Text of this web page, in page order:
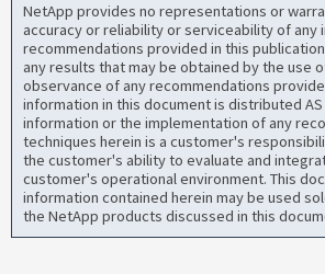
NetApp provides no representations or
accuracy or reliability or serviceability of any
recommendations provided in this
any results that may be obtained by the use
observance of any recommendations
information in this document is distributed
information or the implementation of any
techniques herein is a customer's
the customer's ability to evaluate and
customer's operational environment. This
information contained herein may be used
the NetApp products discussed in this